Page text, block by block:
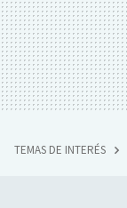
TEMAS DE INTERÉS